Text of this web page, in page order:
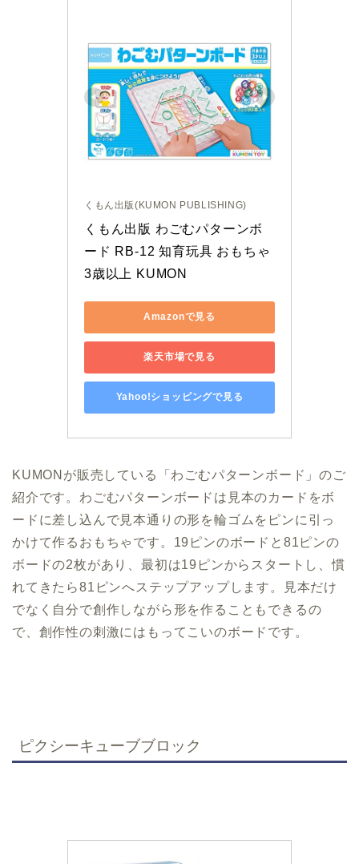
くもん出版(KUMON PUBLISHING)
くもん出版 わごむパターンボ
ード RB-12 知育玩具 おもちゃ
3歳以上 KUMON
Amazonで見る
楽天市場で見る
Yahoo!ショッピングで見る
KUMONが販売している「わごむパターンボード」のご
紹介です。わごむパターンボードは見本のカードをボ
ードに差し込んで見本通りの形を輪ゴムをピンに引っ
かけて作るおもちゃです。19ピンのボードと81ピンの
ボードの2枚があり、最初は19ピンからスタートし、慣
れてきたら81ピンへステップアップします。見本だけ
でなく自分で創作しながら形を作ることもできるの
で、創作性の刺激にはもってこいのボードです。
ピクシーキューブブロック